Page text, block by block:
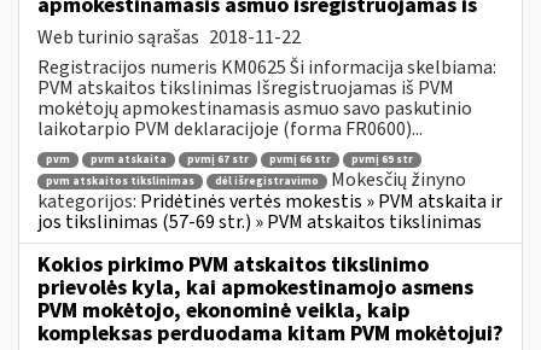
Web turinio sąrašas 2018-11-22
Registracijos numeris KM0625 Ši informacija skelbiama:
PVM atskaitos tikslinimas Išregistruojamas iš PVM
mokėtojų apmokestinamasis asmuo savo paskutinio
laikotarpio PVM deklaracijoje (forma FR0600)...
pvm pvm atskaita pvmį 67 str pvmį 66 str
pvmį 69 str
pvm atskaitos tikslinimas
dėl išregistravimo
Mokesčių žinyno
kategorijos: Pridėtinės vertės mokestis » PVM atskaita ir
jos tikslinimas (57-69 str.) » PVM atskaitos tikslinimas
Kokios pirkimo PVM atskaitos tikslinimo
prievolės kyla, kai apmokestinamojo asmens
PVM mokėtojo, ekonominė veikla, kaip
kompleksas perduodama kitam PVM mokėtojui?